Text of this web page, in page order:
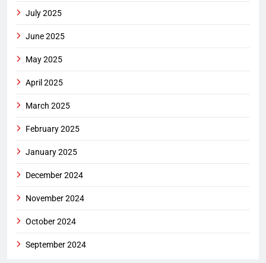
July 2025
June 2025
May 2025
April 2025
March 2025
February 2025
January 2025
December 2024
November 2024
October 2024
September 2024